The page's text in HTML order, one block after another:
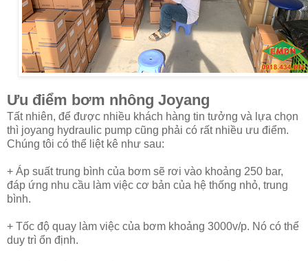
Ưu điểm bơm nhông Joyang
Tất nhiên, để được nhiều khách hàng tin tưởng và lựa chọn
thì joyang hydraulic pump cũng phải có rất nhiều ưu điểm.
Chúng tôi có thể liệt kê như sau:
+ Áp suất trung bình của bơm sẽ rơi vào khoảng 250 bar,
đáp ứng nhu cầu làm việc cơ bản của hệ thống nhỏ, trung
bình.
+ Tốc độ quay làm việc của bơm khoảng 3000v/p. Nó có thể
duy trì ổn định.